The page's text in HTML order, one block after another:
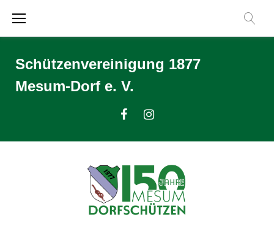
Schützenvereinigung 1877
Mesum-Dorf e. V.